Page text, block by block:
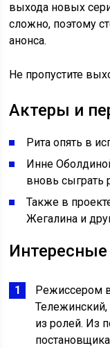
выхода новых
сложно, поэтому
анонса.
Не пропустите
Актеры и
Рита опять в
Инне
вновь сыграть
Также в
Жегалина и
Режиссером
из ролей. Из